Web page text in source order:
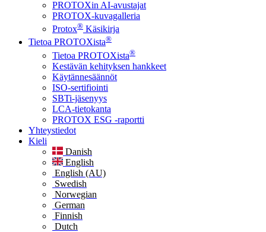
PROTOXin AI-avustajat
PROTOX-kuvagalleria
Protox® Käsikirja
Tietoa PROTOXista®
Tietoa PROTOXista®
Kestävän kehityksen hankkeet
Käytännesäännöt
ISO-sertifiointi
SBTi-jäsenyys
LCA-tietokanta
PROTOX ESG -raportti
Yhteystiedot
Kieli
Danish
English
English (AU)
Swedish
Norwegian
German
Finnish
Dutch